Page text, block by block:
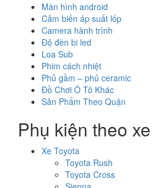
Màn hình android
Cảm biến áp suất lốp
Camera hành trình
Độ đèn bi led
Loa Sub
Phim cách nhiệt
Phủ gầm – phủ ceramic
Đồ Chơi Ô Tô Khác
Sản Phẩm Theo Quận
Phụ kiện theo xe
Xe Toyota
Toyota Rush
Toyota Cross